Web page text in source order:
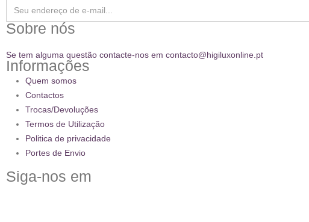
Sobre nós
Se tem alguma questão contacte-nos em contacto@higiluxonline.pt
Informações
Quem somos
Contactos
Trocas/Devoluções
Termos de Utilização
Politica de privacidade
Portes de Envio
Siga-nos em